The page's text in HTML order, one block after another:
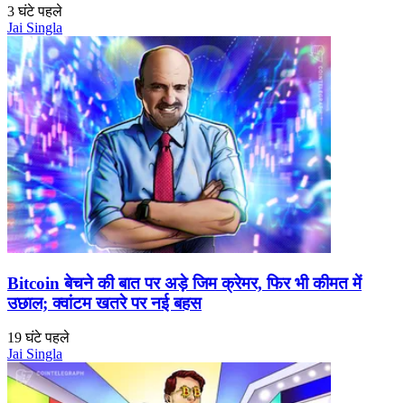
3 घंटे पहले
Jai Singla
Bitcoin बेचने की बात पर अड़े जिम क्रेमर, फिर भी कीमत में
उछाल; क्वांटम खतरे पर नई बहस
19 घंटे पहले
Jai Singla